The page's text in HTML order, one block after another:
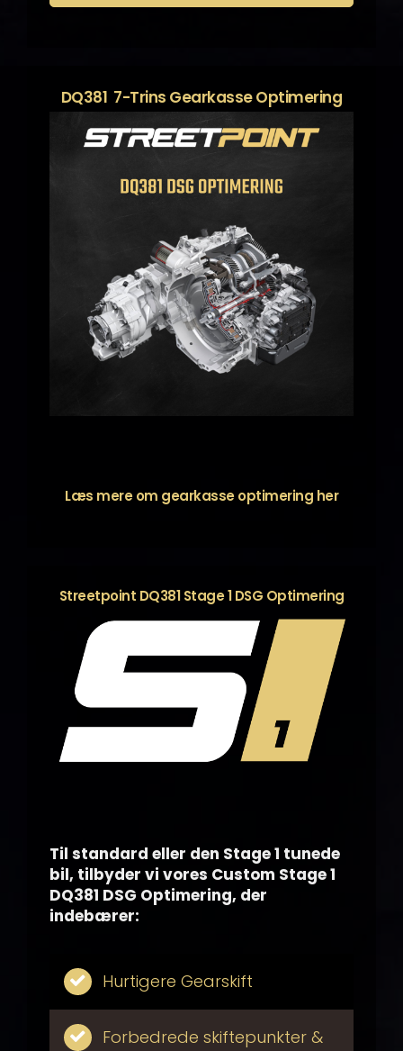
DQ381 7-Trins Gearkasse Optimering
Læs mere om gearkasse optimering her
Streetpoint DQ381 Stage 1 DSG Optimering
Til standard eller den Stage 1 tunede
bil, tilbyder vi vores Custom Stage 1
DQ381 DSG Optimering, der
indebærer:
Hurtigere Gearskift
Forbedrede skiftepunkter &